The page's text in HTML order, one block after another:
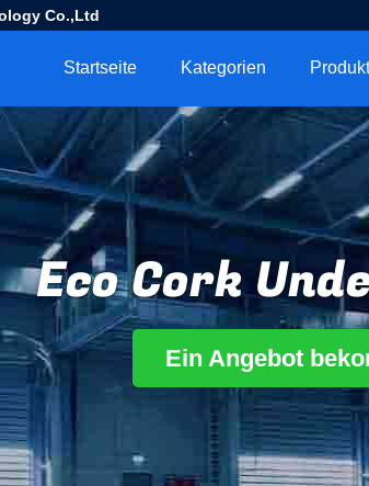
Co.,Ltd
Startseite Kategorien
Eco Cork
Ein Angebot